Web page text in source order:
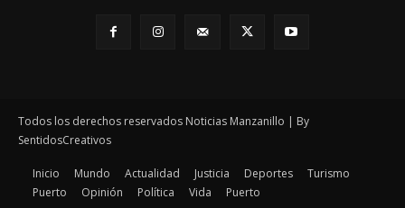
Todos los derechos reservados Noticias Manzanillo | By
SentidosCreativos
Inicio Mundo Actualidad Justicia Deportes
Turismo
Puerto
Opinión Política Vida Puerto